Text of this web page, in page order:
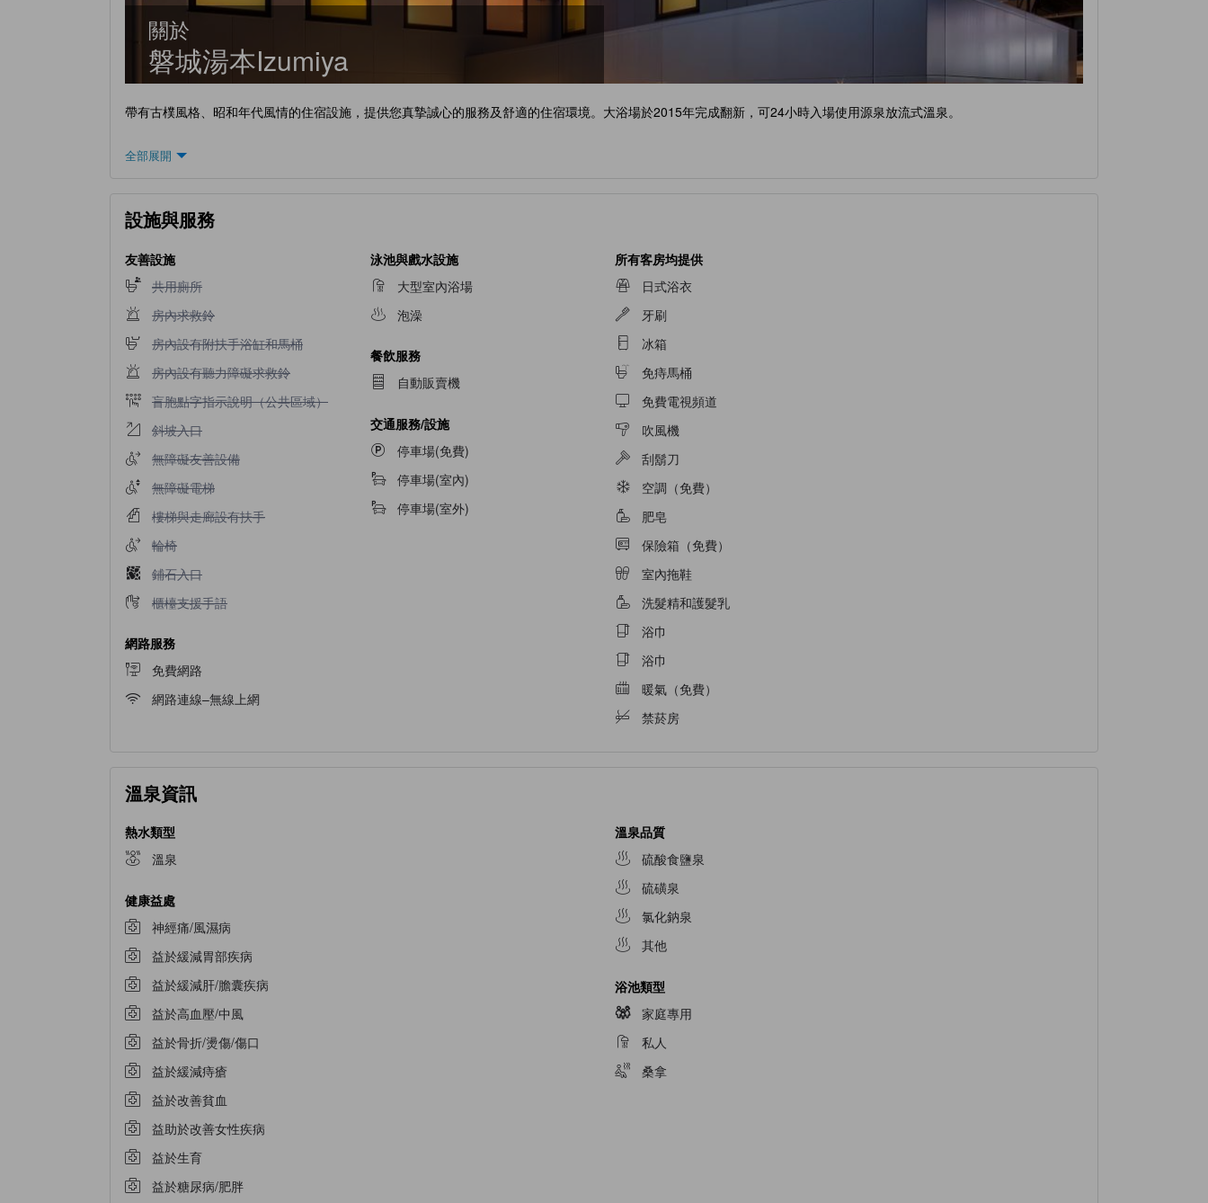
關於
磐城湯本Izumiya
帶有古樸風格、昭和年代風情的住宿設施，提供您真摯誠心的服務及舒適的住宿環境。大浴場於2015年完成翻新，可24小時入場使用源泉放流式溫泉。
全部展開
設施與服務
友善設施
不提供共用廁所
共用廁所
不提供房內求救鈴
房內求救鈴
不提供房內設有附扶手浴缸和馬桶
房內設有附扶手浴缸和馬桶
不提供房內設有聽力障礙求救鈴
房內設有聽力障礙求救鈴
不提供盲胞點字指示說明（公共區域）
盲胞點字指示說明（公共區域）
不提供斜坡入口
斜坡入口
不提供無障礙友善設備
無障礙友善設備
不提供無障礙電梯
無障礙電梯
不提供樓梯與走廊設有扶手
樓梯與走廊設有扶手
不提供輪椅
輪椅
不提供鋪石入口
鋪石入口
不提供櫃檯支援手語
櫃檯支援手語
網路服務
免費網路
網路連線–無線上網
泳池與戲水設施
大型室內浴場
泡澡
餐飲服務
自動販賣機
交通服務/設施
停車場(免費)
停車場(室內)
停車場(室外)
所有客房均提供
日式浴衣
牙刷
冰箱
免痔馬桶
免費電視頻道
吹風機
刮鬍刀
空調（免費）
肥皂
保險箱（免費）
室內拖鞋
洗髮精和護髮乳
浴巾
浴巾
暖氣（免費）
禁菸房
溫泉資訊
熱水類型
溫泉
健康益處
神經痛/風濕病
益於緩減胃部疾病
益於緩減肝/膽囊疾病
益於高血壓/中風
益於骨折/燙傷/傷口
益於緩減痔瘡
益於改善貧血
益助於改善女性疾病
益於生育
益於糖尿病/肥胖
溫泉品質
硫酸食鹽泉
硫磺泉
氯化鈉泉
其他
浴池類型
家庭專用
私人
桑拿